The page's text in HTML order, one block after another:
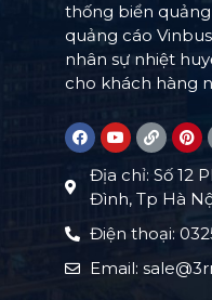
thống biển
quảng cáo
nhân sự nhiệt
cho khách hàng
Địa chỉ: Số 12
Đình, Tp Hà
Điện thoại:
Email: